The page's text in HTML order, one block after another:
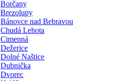
Borčany
Brezolupy
Bánovce nad Bebravou
Chudá Lehota
Cimenná
Dežerice
Dolné Naštice
Dubnička
Dvorec